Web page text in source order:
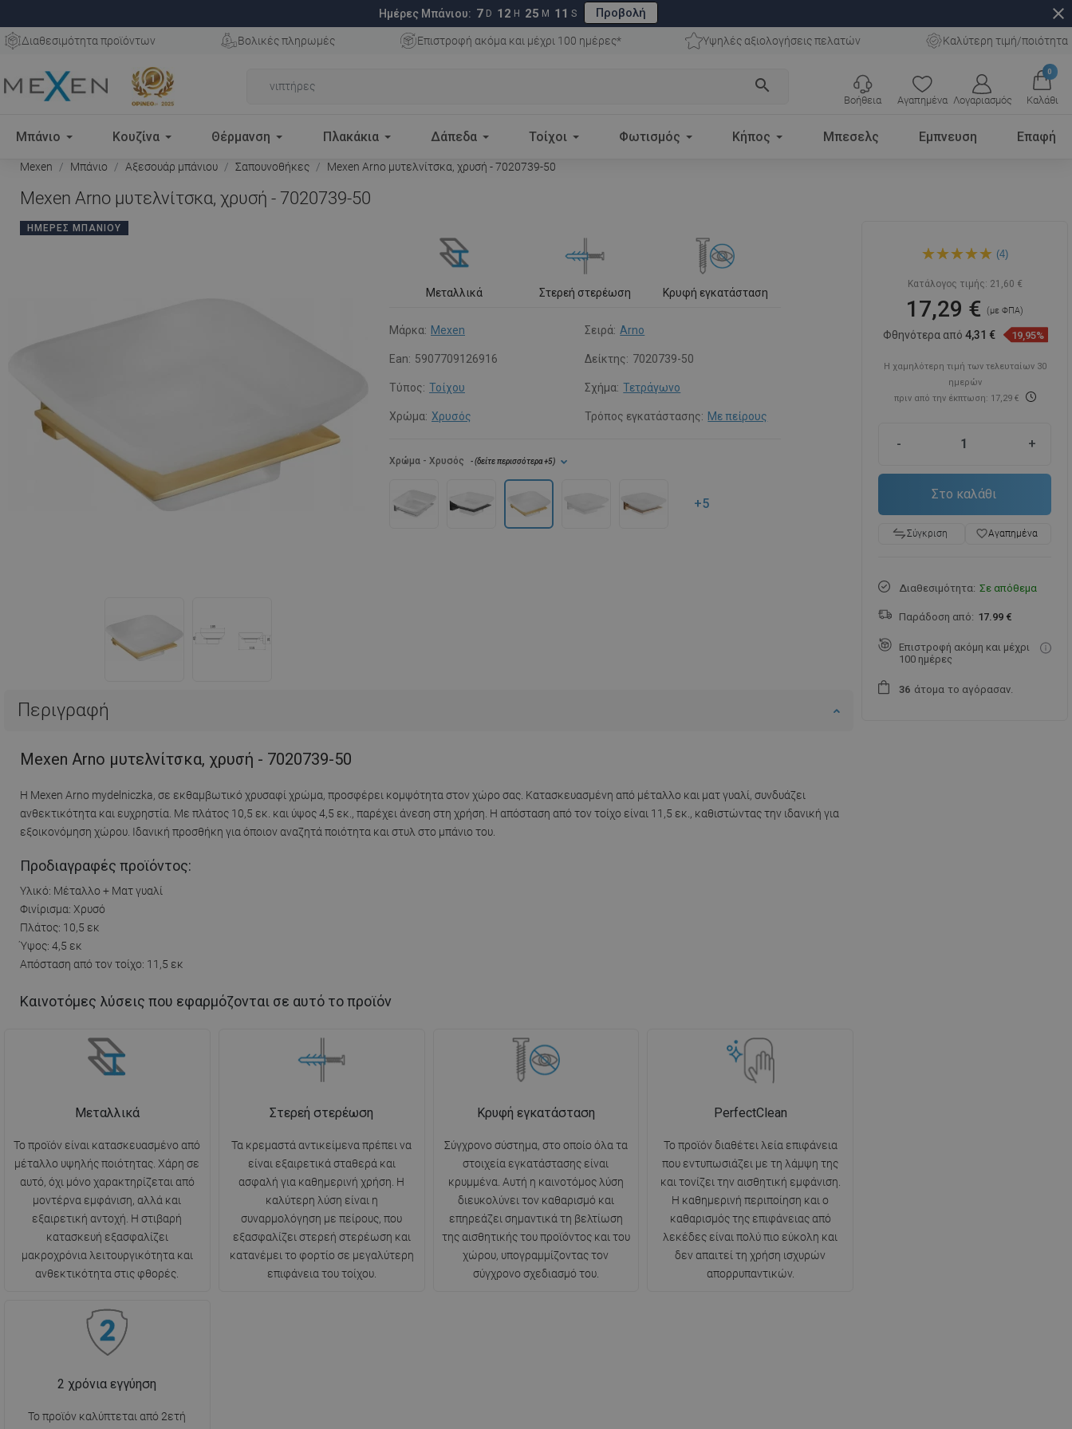
Ημέρες Μπάνιου: 7 D 12 H 25 M 10 S Προβολή close
Διαθεσιμότητα προϊόντων Βολικές πληρωμές Επιστροφή ακόμα και μέχρι 100 ημέρες* Υψηλές αξιολογήσεις πελατών Καλύτερη τιμή/ποιότητα
search
Αγαπημένα Λογαριασμός
0
Καλάθι
Βοήθεια
Μπάνιο Κουζίνα Θέρμανση Πλακάκια Δάπεδα Τοίχοι Φωτισμός Κήπος Μπεσελς Εμπνευση Επαφή
Mexen Μπάνιο Αξεσουάρ μπάνιου Σαπουνοθήκες Mexen Arno μυτελνίτσκα, χρυσή - 7020739-50
Mexen Arno μυτελνίτσκα, χρυσή - 7020739-50
ΗΜΈΡΕΣ ΜΠΆΝΙΟΥ
Μεταλλικά Στερεή στερέωση Κρυφή εγκατάσταση
Μάρκα: Mexen Σειρά: Arno
Ean: 5907709126916 Δείκτης: 7020739-50
Τύπος: Τοίχου Σχήμα: Τετράγωνο
Χρώμα: Χρυσός Τρόπος εγκατάστασης: Με πείρους
Χρώμα - Χρυσός - (δείτε περισσότερα+5)
+5
Περιγραφή
Mexen Arno μυτελνίτσκα, χρυσή - 7020739-50
Η Mexen Arno mydelniczka, σε εκθαμβωτικό χρυσαφί χρώμα, προσφέρει κομψότητα στον χώρο σας. Κατασκευασμένη από μέταλλο και ματ γυαλί, συνδυάζει
ανθεκτικότητα και ευχρηστία. Με πλάτος 10,5 εκ. και ύψος 4,5 εκ., παρέχει άνεση στη χρήση. Η απόσταση από τον τοίχο είναι 11,5 εκ., καθιστώντας την ιδανική για
εξοικονόμηση χώρου. Ιδανική προσθήκη για όποιον αναζητά ποιότητα και στυλ στο μπάνιο του.
Προδιαγραφές προϊόντος:
Υλικό: Μέταλλο + Ματ γυαλί
Φινίρισμα: Χρυσό
Πλάτος: 10,5 εκ
Ύψος: 4,5 εκ
Απόσταση από τον τοίχο: 11,5 εκ
Καινοτόμες λύσεις που εφαρμόζονται σε αυτό το προϊόν
Μεταλλικά
Το προϊόν είναι κατασκευασμένο από
μέταλλο υψηλής ποιότητας. Χάρη σε
αυτό, όχι μόνο χαρακτηρίζεται από
μοντέρνα εμφάνιση, αλλά και
εξαιρετική αντοχή. Η στιβαρή
κατασκευή εξασφαλίζει
μακροχρόνια λειτουργικότητα και
ανθεκτικότητα στις φθορές.
Στερεή στερέωση
Τα κρεμαστά αντικείμενα πρέπει να
είναι εξαιρετικά σταθερά και
ασφαλή για καθημερινή χρήση. Η
καλύτερη λύση είναι η
συναρμολόγηση με πείρους, που
εξασφαλίζει στερεή στερέωση και
κατανέμει το φορτίο σε μεγαλύτερη
επιφάνεια του τοίχου.
Κρυφή εγκατάσταση
Σύγχρονο σύστημα, στο οποίο όλα τα
στοιχεία εγκατάστασης είναι
κρυμμένα. Αυτή η καινοτόμος λύση
διευκολύνει τον καθαρισμό και
επηρεάζει σημαντικά τη βελτίωση
της αισθητικής του προϊόντος και του
χώρου, υπογραμμίζοντας τον
σύγχρονο σχεδιασμό του.
PerfectClean
Το προϊόν διαθέτει λεία επιφάνεια
που εντυπωσιάζει με τη λάμψη της
και τονίζει την αισθητική εμφάνιση.
Η καθημερινή περιποίηση και ο
καθαρισμός της επιφάνειας από
λεκέδες είναι πολύ πιο εύκολη και
δεν απαιτεί τη χρήση ισχυρών
απορρυπαντικών.
2 χρόνια εγγύηση
Το προϊόν καλύπτεται από 2ετή
Mexen Arno μυτελνίτσκα,
χρυσή - 7020739-50
(4)
Κατάλογος τιμής: 21,60 €
17,29 €(με ΦΠΑ)
Φθηνότερα από 4,31 € 19,95%
Η χαμηλότερη τιμή των τελευταίων 30
ημερών
πριν από την έκπτωση: 17,29 €
- +
Στο καλάθι
Σύγκριση favorite_borderΑγαπημένα
Διαθεσιμότητα: Σε απόθεμα
Παράδοση από: 17.99 €
Επιστροφή ακόμη και μέχρι
100 ημέρες
36 άτομα το αγόρασαν.